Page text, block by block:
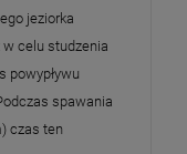
jeziorka
celu studzenia
powypływu
spawania
czas ten